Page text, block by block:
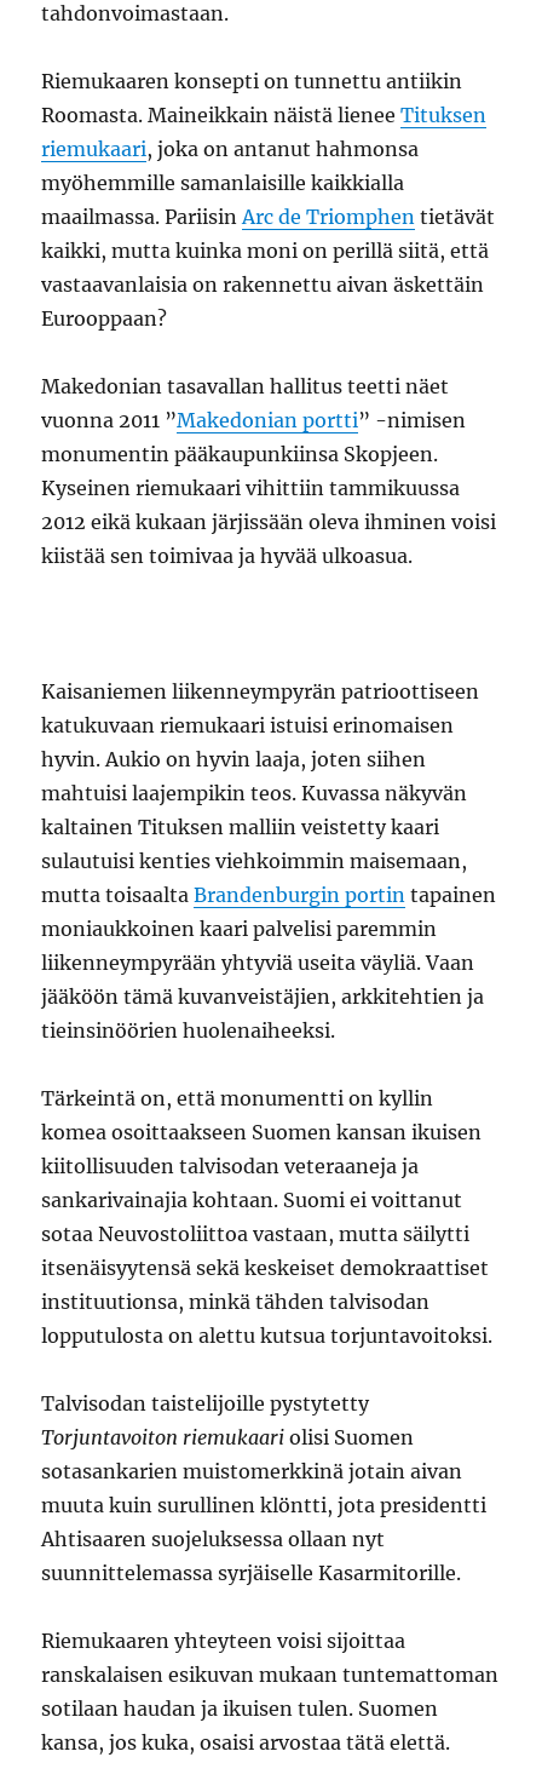
tahdonvoimastaan.
Riemukaaren konsepti on tunnettu antiikin
Roomasta. Maineikkain näistä lieneeTituksen
riemukaari, joka on antanut hahmonsa
myöhemmille samanlaisille kaikkialla
maailmassa. PariisinArc de Triomphen tietävät
kaikki, mutta kuinka moni on perillä siitä, että
vastaavanlaisia on rakennettu aivan äskettäin
Eurooppaan?
Makedonian tasavallan hallitus teetti näet
vuonna 2011 ”Makedonian portti” -nimisen
monumentin pääkaupunkiinsa Skopjeen.
Kyseinen riemukaari vihittiin tammikuussa
2012 eikä kukaan järjissään oleva ihminen voisi
kiistää sen toimivaa ja hyvää ulkoasua.
Kaisaniemen liikenneympyrän patrioottiseen
katukuvaan riemukaari istuisi erinomaisen
hyvin. Aukio on hyvin laaja, joten siihen
mahtuisi laajempikin teos. Kuvassa näkyvän
kaltainen Tituksen malliin veistetty kaari
sulautuisi kenties viehkoimmin maisemaan,
mutta toisaaltaBrandenburgin portin tapainen
moniaukkoinen kaari palvelisi paremmin
liikenneympyrään yhtyviä useita väyliä. Vaan
jääköön tämä kuvanveistäjien, arkkitehtien ja
tieinsinöörien huolenaiheeksi.
Tärkeintä on, että monumentti on kyllin
komea osoittaakseen Suomen kansan ikuisen
kiitollisuuden talvisodan veteraaneja ja
sankarivainajia kohtaan. Suomi ei voittanut
sotaa Neuvostoliittoa vastaan, mutta säilytti
itsenäisyytensä sekä keskeiset demokraattiset
instituutionsa, minkä tähden talvisodan
lopputulosta on alettu kutsua torjuntavoitoksi.
Talvisodan taistelijoille pystytetty
Torjuntavoiton riemukaari olisi Suomen
sotasankarien muistomerkkinä jotain aivan
muuta kuin surullinen klöntti, jota presidentti
Ahtisaaren suojeluksessa ollaan nyt
suunnittelemassa syrjäiselle Kasarmitorille.
Riemukaaren yhteyteen voisi sijoittaa
ranskalaisen esikuvan mukaan tuntemattoman
sotilaan haudan ja ikuisen tulen. Suomen
kansa, jos kuka, osaisi arvostaa tätä elettä.